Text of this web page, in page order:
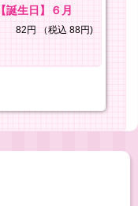
【誕生日】６月
82円 （税込 88円)